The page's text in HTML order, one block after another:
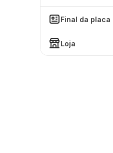
Final da placa
Loja